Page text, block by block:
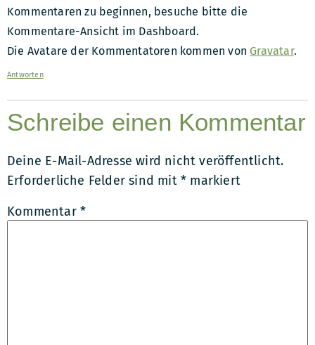
Kommentaren zu beginnen, besuche bitte die
Kommentare-Ansicht im Dashboard.
Die Avatare der Kommentatoren kommen von Gravatar.
Antworten
Schreibe einen Kommentar
Deine E-Mail-Adresse wird nicht veröffentlicht.
Erforderliche Felder sind mit * markiert
Kommentar *